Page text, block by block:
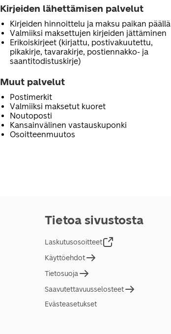
Kirjeiden lähettämisen palvelut
Kirjeiden hinnoittelu ja maksu paikan päällä
Valmiiksi maksettujen kirjeiden jättäminen
Erikoiskirjeet (kirjattu, postivakuutettu,
pikakirje, tavarakirje, postiennakko- ja
saantitodistuskirje)
Muut palvelut
Postimerkit
Valmiiksi maksetut kuoret
Noutoposti
Kansainvälinen vastauskuponki
Osoitteenmuutos
Tietoa sivustosta
Laskutusosoitteet
Käyttöehdot
Tietosuoja
Saavutettavuusselosteet
Evästeasetukset